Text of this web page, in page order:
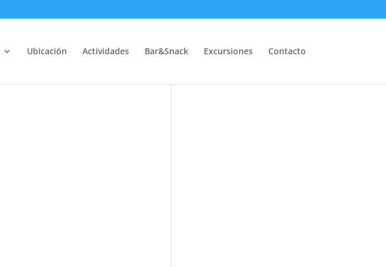
Ubicación Actividades Bar&Snack Excursiones Contacto